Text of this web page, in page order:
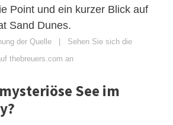
Point und ein kurzer Blick auf
Sand Dunes.
der Quelle | Sehen Sie sich die
thebreuers.com an
See im